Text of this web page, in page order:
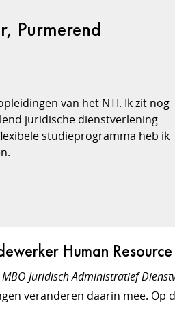
Purmerend
van het NTI. Ik zit nog
juridische dienstverlening
studieprogramma heb ik
Human
MBO Juridisch Administratief
veranderen daarin mee. Op